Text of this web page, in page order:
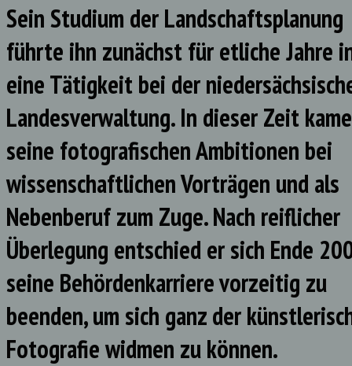
Sein Studium der Landschaftsplanung
führte ihn zunächst für etliche Jahre
eine Tätigkeit bei der
Landesverwaltung. In dieser Zeit
seine fotografischen Ambitionen bei
wissenschaftlichen Vorträgen und als
Nebenberuf zum Zuge. Nach reiflicher
Überlegung entschied er sich Ende
seine Behördenkarriere vorzeitig zu
beenden, um sich ganz der
Fotografie widmen zu können.